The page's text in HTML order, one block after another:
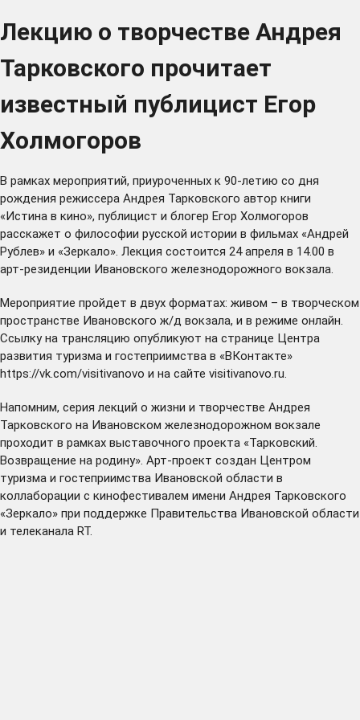
Лекцию о творчестве Андрея
Тарковского прочитает
известный публицист Егор
Холмогоров
В рамках мероприятий, приуроченных к 90-летию со дня
рождения режиссера Андрея Тарковского автор книги
«Истина в кино», публицист и блогер Егор Холмогоров
расскажет о философии русской истории в фильмах «Андрей
Рублев» и «Зеркало». Лекция состоится 24 апреля в 14.00 в
арт-резиденции Ивановского железнодорожного вокзала.
Мероприятие пройдет в двух форматах: живом – в творческом
пространстве Ивановского ж/д вокзала, и в режиме онлайн.
Ссылку на трансляцию опубликуют на странице Центра
развития туризма и гостеприимства в «ВКонтакте»
https://vk.com/visitivanovo и на сайте visitivanovo.ru
Напомним, серия лекций о жизни и творчестве Андрея
Тарковского на Ивановском железнодорожном вокзале
проходит в рамках выставочного проекта «Тарковский.
Возвращение на родину». Арт-проект создан Центром
туризма и гостеприимства Ивановской области в
коллаборации с кинофестивалем имени Андрея Тарковского
«Зеркало» при поддержке Правительства Ивановской области
и телеканала RT.